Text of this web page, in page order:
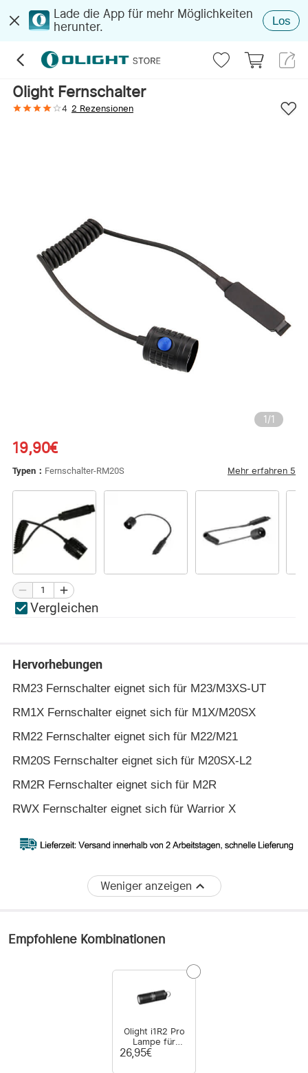
Lade die App für mehr Möglichkeiten
herunter.
Los
Olight Fernschalter
4 2 Rezensionen
1/1
19,90€
Typen： Fernschalter-RM20S Mehr erfahren 5
Vergleichen
Hervorhebungen
RM23 Fernschalter eignet sich für M23/M3XS-UT
RM1X Fernschalter eignet sich für M1X/M20SX
RM22 Fernschalter eignet sich für M22/M21
RM20S Fernschalter eignet sich für M20SX-L2
RM2R Fernschalter eignet sich für M2R
RWX Fernschalter eignet sich für Warrior X
Weniger anzeigen
Empfohlene Kombinationen
Olight i1R2 Pro
Lampe für
Schlüsselbund
26,95€